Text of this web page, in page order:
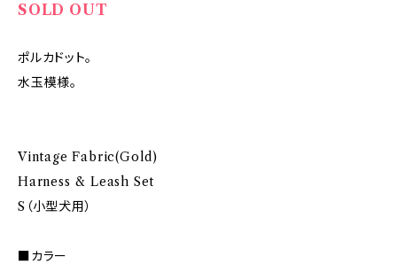
SOLD OUT
ポルカドット。
水玉模様。
Vintage Fabric(Gold)
Harness & Leash Set
S（小型犬用）
■カラー